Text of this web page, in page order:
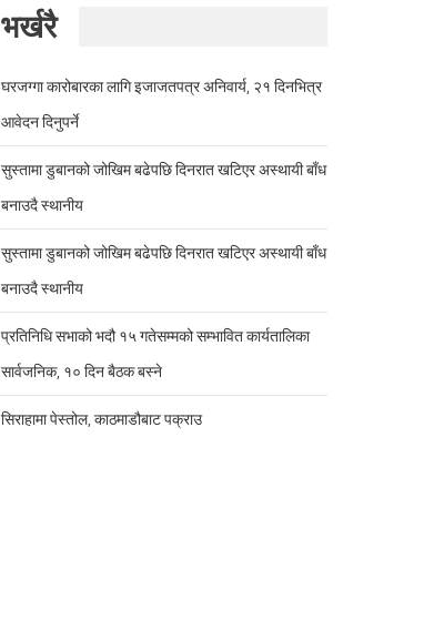
भर्खरै
घरजग्गा कारोबारका लागि इजाजतपत्र अनिवार्य, २१ दिनभित्र
आवेदन दिनुपर्ने
सुस्तामा डुबानको जोखिम बढेपछि दिनरात खटिएर अस्थायी बाँध
बनाउदै स्थानीय
सुस्तामा डुबानको जोखिम बढेपछि दिनरात खटिएर अस्थायी बाँध
बनाउदै स्थानीय
प्रतिनिधि सभाको भदौ १५ गतेसम्मको सम्भावित कार्यतालिका
सार्वजनिक, १० दिन बैठक बस्ने
सिराहामा पेस्तोल, काठमाडौबाट पक्राउ